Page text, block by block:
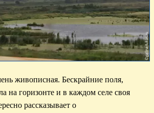
живописная. Бескрайние поля,
на горизонте и в каждом селе своя